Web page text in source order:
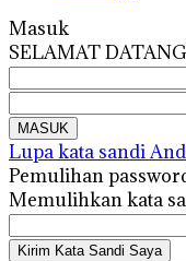
Masuk
SELAMAT
Lupa kata sandi
Pemulihan
Memulihkan kata